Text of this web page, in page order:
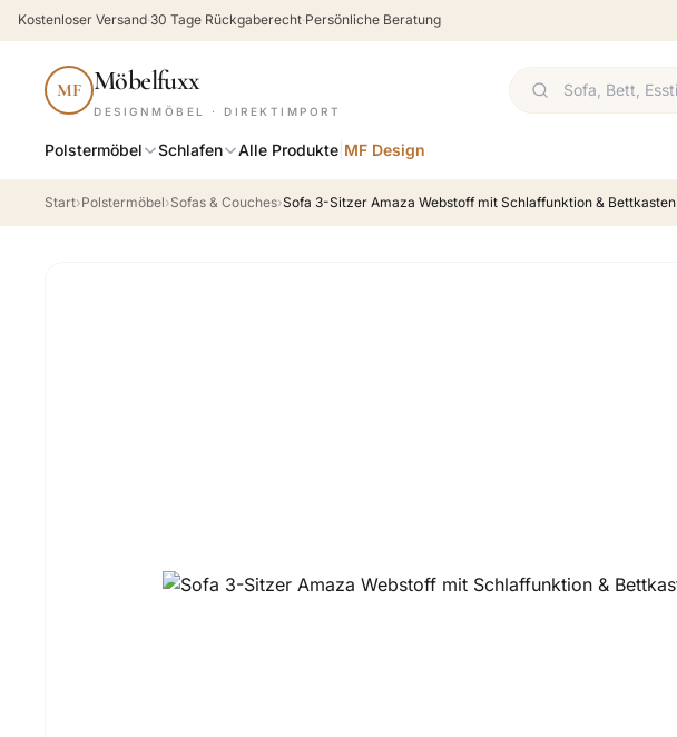
Kostenloser Versand·30 Tage Rückgaberecht·Persönliche Beratung
MF Möbelfuxx
DESIGNMÖBEL · DIREKTIMPORT
Polstermöbel Schlafen Alle Produkte MF Design
Start›Polstermöbel›Sofas & Couches›Sofa 3-Sitzer Amaza Webstoff mit Schlaffunktion & Bettkasten